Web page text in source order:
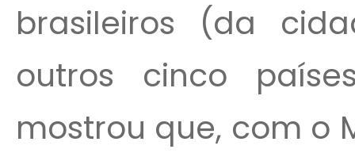
brasileiros (da
outros cinco
mostrou que, com o